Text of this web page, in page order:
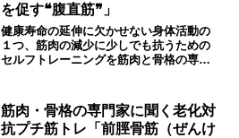
を促す❝腹直筋❞」
健康寿命の延伸に欠かせない身体活動の
１つ、筋肉の減少に少しでも抗うための
セルフトレーニングを筋肉と骨格の専門
アファッション通販ショップ「アトラン
ダム」
筋肉・骨格の専門家に聞く老化対
抗プチ筋トレ「前脛骨筋（ぜんけ